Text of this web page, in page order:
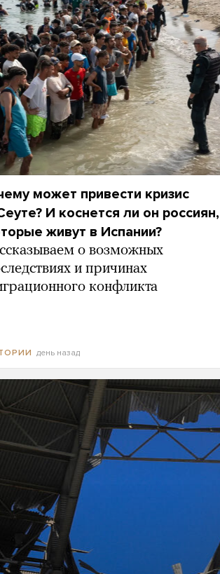
может привести кризис
И коснется ли он россиян,
живут в Испании?
о возможных
и причинах
конфликта
день назад